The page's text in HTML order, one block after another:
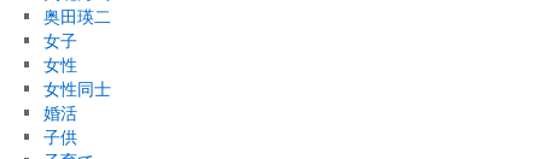
奥田瑛二
女子
女性
女性同士
婚活
子供